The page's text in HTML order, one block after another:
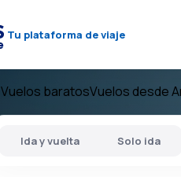
Tu plataforma de viaje
Vuelos baratosVuelos desde
Ida y vuelta Solo ida